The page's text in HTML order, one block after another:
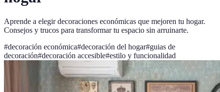
Aprende a elegir decoraciones económicas que mejoren tu hogar.
Consejos y trucos para transformar tu espacio sin arruinarte.
#decoración económica#decoración del hogar#guias de
decoración#decoración accesible#estilo y funcionalidad